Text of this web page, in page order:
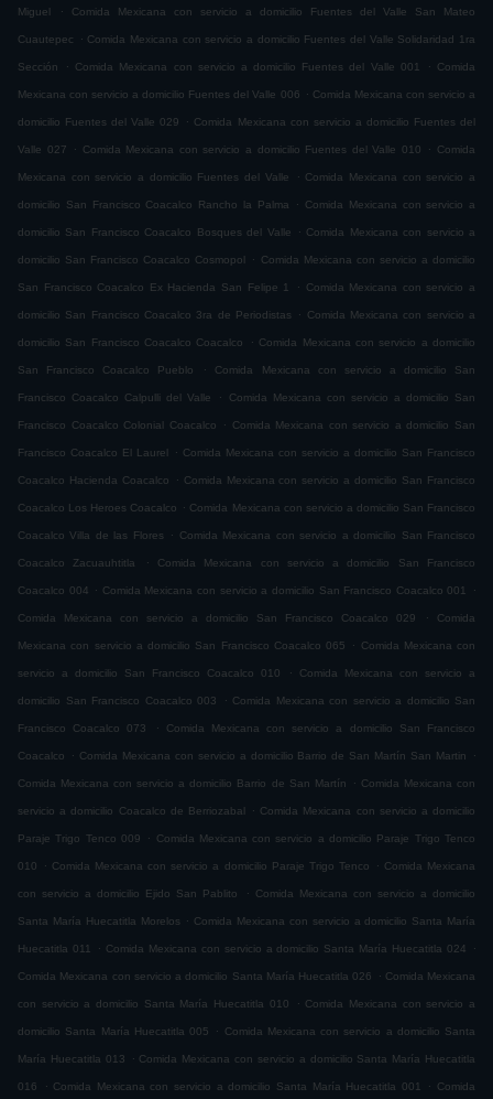
Miguel . Comida Mexicana con servicio a domicilio Fuentes del Valle San Mateo
Cuautepec . Comida Mexicana con servicio a domicilio Fuentes del Valle Solidaridad 1ra
Sección . Comida Mexicana con servicio a domicilio Fuentes del Valle 001 . Comida
Mexicana con servicio a domicilio Fuentes del Valle 006 . Comida Mexicana con servicio a
domicilio Fuentes del Valle 029 . Comida Mexicana con servicio a domicilio Fuentes del
Valle 027 . Comida Mexicana con servicio a domicilio Fuentes del Valle 010 . Comida
Mexicana con servicio a domicilio Fuentes del Valle . Comida Mexicana con servicio a
domicilio San Francisco Coacalco Rancho la Palma . Comida Mexicana con servicio a
domicilio San Francisco Coacalco Bosques del Valle . Comida Mexicana con servicio a
domicilio San Francisco Coacalco Cosmopol . Comida Mexicana con servicio a domicilio
San Francisco Coacalco Ex Hacienda San Felipe 1 . Comida Mexicana con servicio a
domicilio San Francisco Coacalco 3ra de Periodistas . Comida Mexicana con servicio a
domicilio San Francisco Coacalco Coacalco . Comida Mexicana con servicio a domicilio
San Francisco Coacalco Pueblo . Comida Mexicana con servicio a domicilio San
Francisco Coacalco Calpulli del Valle . Comida Mexicana con servicio a domicilio San
Francisco Coacalco Colonial Coacalco . Comida Mexicana con servicio a domicilio San
Francisco Coacalco El Laurel . Comida Mexicana con servicio a domicilio San Francisco
Coacalco Hacienda Coacalco . Comida Mexicana con servicio a domicilio San Francisco
Coacalco Los Heroes Coacalco . Comida Mexicana con servicio a domicilio San Francisco
Coacalco Villa de las Flores . Comida Mexicana con servicio a domicilio San Francisco
Coacalco Zacuauhtitla . Comida Mexicana con servicio a domicilio San Francisco
Coacalco 004 . Comida Mexicana con servicio a domicilio San Francisco Coacalco 001 .
Comida Mexicana con servicio a domicilio San Francisco Coacalco 029 . Comida
Mexicana con servicio a domicilio San Francisco Coacalco 065 . Comida Mexicana con
servicio a domicilio San Francisco Coacalco 010 . Comida Mexicana con servicio a
domicilio San Francisco Coacalco 003 . Comida Mexicana con servicio a domicilio San
Francisco Coacalco 073 . Comida Mexicana con servicio a domicilio San Francisco
Coacalco . Comida Mexicana con servicio a domicilio Barrio de San Martín San Martin .
Comida Mexicana con servicio a domicilio Barrio de San Martín . Comida Mexicana con
servicio a domicilio Coacalco de Berriozabal . Comida Mexicana con servicio a domicilio
Paraje Trigo Tenco 009 . Comida Mexicana con servicio a domicilio Paraje Trigo Tenco
010 . Comida Mexicana con servicio a domicilio Paraje Trigo Tenco . Comida Mexicana
con servicio a domicilio Ejido San Pablito . Comida Mexicana con servicio a domicilio
Santa María Huecatitla Morelos . Comida Mexicana con servicio a domicilio Santa María
Huecatitla 011 . Comida Mexicana con servicio a domicilio Santa María Huecatitla 024 .
Comida Mexicana con servicio a domicilio Santa María Huecatitla 026 . Comida Mexicana
con servicio a domicilio Santa María Huecatitla 010 . Comida Mexicana con servicio a
domicilio Santa María Huecatitla 005 . Comida Mexicana con servicio a domicilio Santa
María Huecatitla 013 . Comida Mexicana con servicio a domicilio Santa María Huecatitla
016 . Comida Mexicana con servicio a domicilio Santa María Huecatitla 001 . Comida